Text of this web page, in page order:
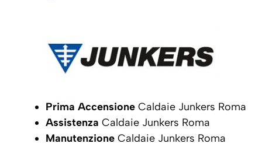
Prima Accensione Caldaie Junkers Roma
Assistenza Caldaie Junkers Roma
Manutenzione Caldaie Junkers Roma